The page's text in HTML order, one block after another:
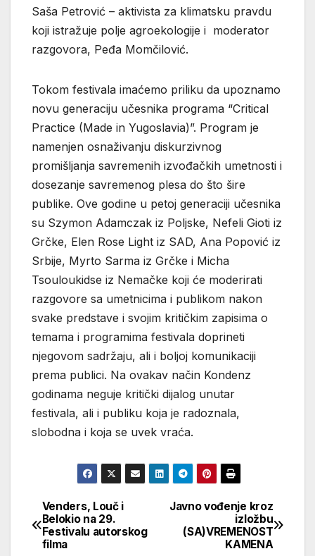
Saša Petrović – aktivista za klimatsku pravdu
koji istražuje polje agroekologije i moderator
razgovora, Peđa Momčilović.
Tokom festivala imaćemo priliku da upoznamo
novu generaciju učesnika programa “Critical
Practice (Made in Yugoslavia)”. Program je
namenjen osnaživanju diskurzivnog
promišljanja savremenih izvođačkih umetnosti i
dosezanje savremenog plesa do što šire
publike. Ove godine u petoj generaciji učesnika
su Szymon Adamczak iz Poljske, Nefeli Gioti iz
Grčke, Elen Rose Light iz SAD, Ana Popović iz
Srbije, Myrto Sarma iz Grčke i Micha
Tsouloukidse iz Nemačke koji će moderirati
razgovore sa umetnicima i publikom nakon
svake predstave i svojim kritičkim zapisima o
temama i programima festivala doprineti
njegovom sadržaju, ali i boljoj komunikaciji
prema publici. Na ovakav način Kondenz
godinama neguje kritički dijalog unutar
festivala, ali i publiku koja je radoznala,
slobodna i koja se uvek vraća.
Кретање
чланка
Javno vođenje kroz
izložbu
(SA)VREMENOST
KAMENA
Venders, Louč i
Belokio na 29.
Festivalu autorskog
filma